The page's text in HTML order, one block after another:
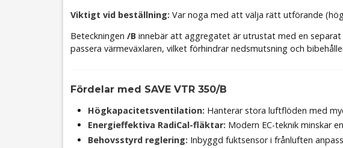
Viktigt vid beställning: Var noga med att välja rätt utförande
Beteckningen /B innebär att aggregatet är utrustat med en
passera värmeväxlaren, vilket förhindrar nedsmutsning och
Fördelar med SAVE VTR 350/B
Högkapacitetsventilation: Hanterar stora luftflöden med
Energieffektiva RadiCal-fläktar: Modern EC-teknik minskar
Behovsstyrd reglering: Inbyggd fuktsensor i frånluften